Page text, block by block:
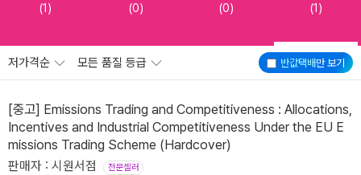
(1) (0) (0) (1)
반값택배만 보기
저가격순 모든 품질 등급
[중고] Emissions Trading and Competitiveness : Allocations,
Incentives and Industrial Competitiveness Under the EU E
missions Trading Scheme (Hardcover)
판매자 : 시원서점 전문셀러